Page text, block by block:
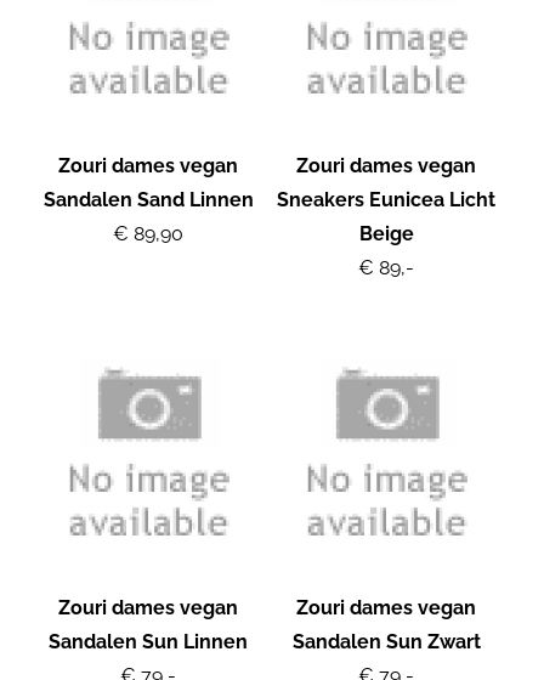
Zouri dames vegan
Sandalen Sand Linnen
€ 89,90
Zouri dames vegan
Sneakers Eunicea Licht
Beige
€ 89,-
Zouri dames vegan
Sandalen Sun Linnen
Zouri dames vegan
Sandalen Sun Zwart